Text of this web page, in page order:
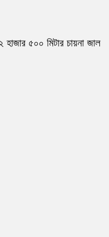
৫০০ মিটার চায়না জাল